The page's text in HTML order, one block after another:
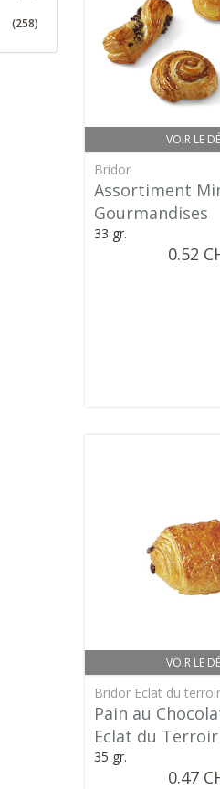
(258)
VOIR LE
Bridor
Assortiment
Gourmandises
33 gr.
0.52
VOIR LE
Bridor Eclat du terroir
Pain au
Eclat du
35 gr.
0.47